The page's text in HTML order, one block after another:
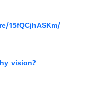
15fQCjhASKm/